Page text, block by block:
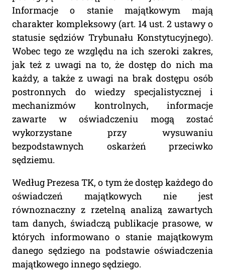
Informacje o stanie majątkowym mają
charakter kompleksowy (art. 14 ust. 2 ustawy o
statusie sędziów Trybunału Konstytucyjnego).
Wobec tego ze względu na ich szeroki zakres,
jak też z uwagi na to, że dostęp do nich ma
każdy, a także z uwagi na brak dostępu osób
postronnych do wiedzy specjalistycznej i
mechanizmów kontrolnych, informacje
zawarte w oświadczeniu mogą zostać
wykorzystane przy wysuwaniu
bezpodstawnych oskarżeń przeciwko
sędziemu.
Według Prezesa TK, o tym że dostęp każdego do
oświadczeń majątkowych nie jest
równoznaczny z rzetelną analizą zawartych
tam danych, świadczą publikacje prasowe, w
których informowano o stanie majątkowym
danego sędziego na podstawie oświadczenia
majątkowego innego sędziego.